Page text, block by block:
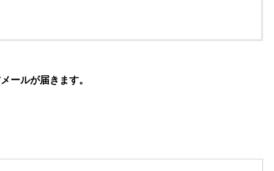
ールが届きます。